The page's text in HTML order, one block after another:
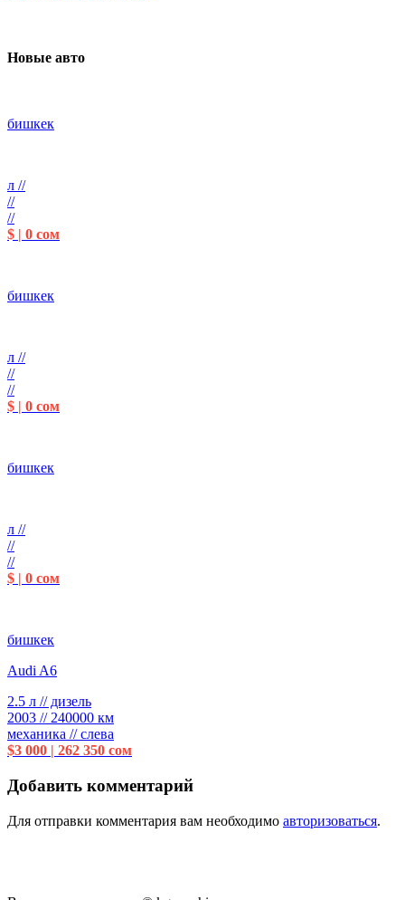
Новые авто
бишкек
л //
//
//
$ | 0 сом
бишкек
л //
//
//
$ | 0 сом
бишкек
л //
//
//
$ | 0 сом
бишкек
Audi A6
2.5 л // дизель
2003 // 240000 км
механика // слева
$3 000 | 262 350 сом
Добавить комментарий
Для отправки комментария вам необходимо авторизоваться.